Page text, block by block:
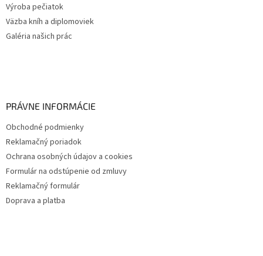
Výroba pečiatok
Väzba kníh a diplomoviek
Galéria našich prác
PRÁVNE INFORMÁCIE
Obchodné podmienky
Reklamačný poriadok
Ochrana osobných údajov a cookies
Formulár na odstúpenie od zmluvy
Reklamačný formulár
Doprava a platba